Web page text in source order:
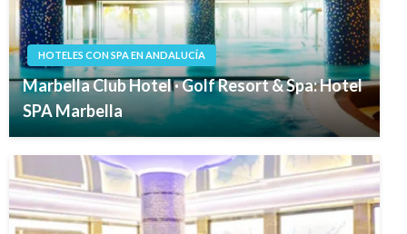
HOTELES CON SPA EN ANDALUCÍA
Marbella Club Hotel · Golf Resort & Spa: Hotel
SPA Marbella